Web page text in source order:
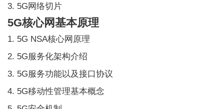
3. 5G网络切片
5G核心网基本原理
1. 5G NSA核心网原理
2. 5G服务化架构介绍
3. 5G服务功能以及接口协议
4. 5G移动性管理基本概念